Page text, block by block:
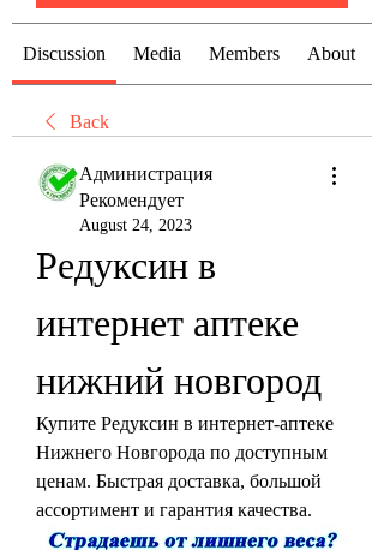
Discussion Media Members About
Back
Администрация
Рекомендует
August 24, 2023
Редуксин в
интернет аптеке
нижний новгород
Купите Редуксин в интернет-аптеке
Нижнего Новгорода по доступным
ценам. Быстрая доставка, большой
ассортимент и гарантия качества.